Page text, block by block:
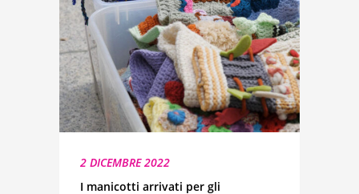
2 DICEMBRE 2022
I manicotti arrivati per gli